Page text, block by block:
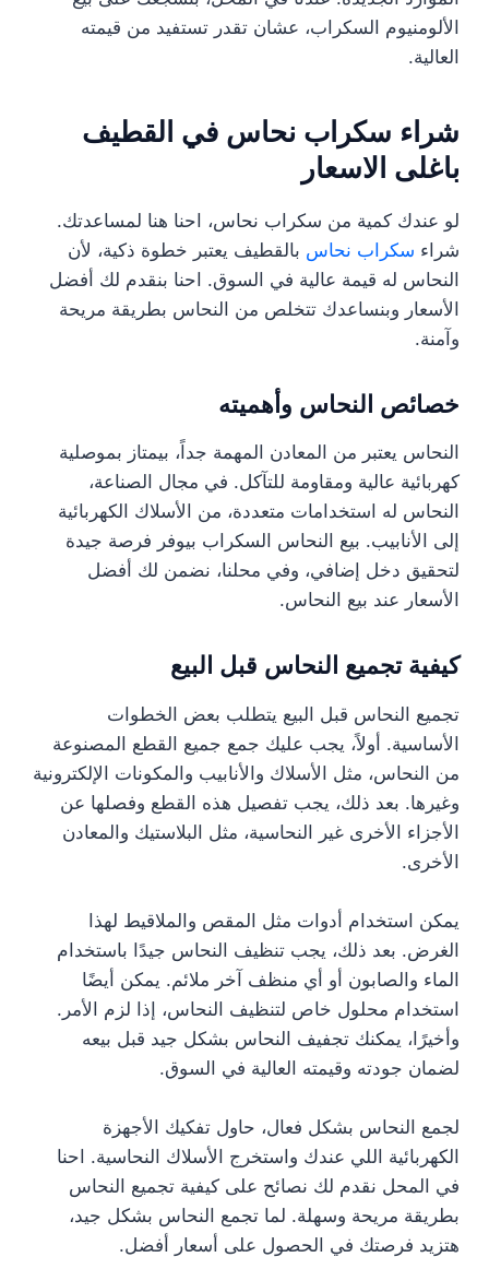
الألومنيوم السكراب، عشان تقدر تستفيد من قيمته
العالية.
شراء سكراب نحاس في القطيف
باغلى الاسعار
لو عندك كمية من سكراب نحاس، احنا هنا لمساعدتك.
شراء سكراب نحاس بالقطيف يعتبر خطوة ذكية، لأن
النحاس له قيمة عالية في السوق. احنا بنقدم لك أفضل
الأسعار وبنساعدك تتخلص من النحاس بطريقة مريحة
وآمنة.
خصائص النحاس وأهميته
النحاس يعتبر من المعادن المهمة جداً، بيمتاز بموصلية
كهربائية عالية ومقاومة للتآكل. في مجال الصناعة،
النحاس له استخدامات متعددة، من الأسلاك الكهربائية
إلى الأنابيب. بيع النحاس السكراب بيوفر فرصة جيدة
لتحقيق دخل إضافي، وفي محلنا، نضمن لك أفضل
الأسعار عند بيع النحاس.
كيفية تجميع النحاس قبل البيع
تجميع النحاس قبل البيع يتطلب بعض الخطوات
الأساسية. أولاً، يجب عليك جمع جميع القطع المصنوعة
من النحاس، مثل الأسلاك والأنابيب والمكونات الإلكترونية
وغيرها. بعد ذلك، يجب تفصيل هذه القطع وفصلها عن
الأجزاء الأخرى غير النحاسية، مثل البلاستيك والمعادن
الأخرى.
يمكن استخدام أدوات مثل المقص والملاقيط لهذا
الغرض. بعد ذلك، يجب تنظيف النحاس جيدًا باستخدام
الماء والصابون أو أي منظف آخر ملائم. يمكن أيضًا
استخدام محلول خاص لتنظيف النحاس، إذا لزم الأمر.
وأخيرًا، يمكنك تجفيف النحاس بشكل جيد قبل بيعه
لضمان جودته وقيمته العالية في السوق.
لجمع النحاس بشكل فعال، حاول تفكيك الأجهزة
الكهربائية اللي عندك واستخرج الأسلاك النحاسية. احنا
في المحل نقدم لك نصائح على كيفية تجميع النحاس
بطريقة مريحة وسهلة. لما تجمع النحاس بشكل جيد،
هتزيد فرصتك في الحصول على أسعار أفضل.